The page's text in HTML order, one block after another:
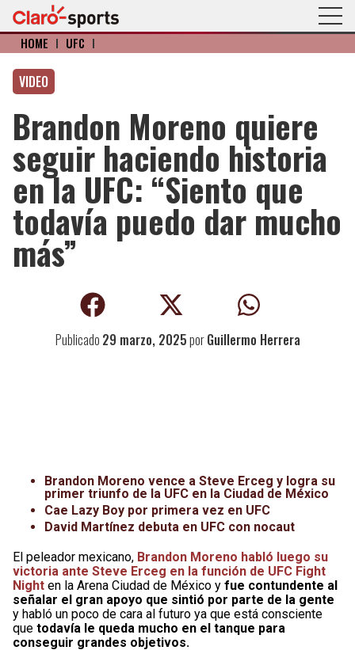
HOME I UFC I
VIDEO
Brandon Moreno quiere
seguir haciendo historia
en la UFC: “Siento que
todavía puedo dar mucho
más”
Publicado 29 marzo, 2025porGuillermo Herrera
Brandon Moreno vence a Steve Erceg y logra su
primer triunfo de la UFC en la Ciudad de México
Cae Lazy Boy por primera vez en UFC
David Martínez debuta en UFC con nocaut
El peleador mexicano, Brandon Moreno habló luego su
victoria ante Steve Erceg en la función de UFC Fight
Night en la Arena Ciudad de México y fue contundente al
señalar el gran apoyo que sintió por parte de la gente
y habló un poco de cara al futuro ya que está consciente
que todavía le queda mucho en el tanque para
conseguir grandes objetivos.